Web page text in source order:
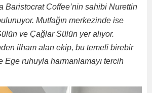
Baristocrat Coffee’nin sahibi Nurettin
Mutfağın merkezinde ise
ve Çağlar Sülün yer alıyor.
ilham alan ekip, bu temeli birebir
Ege ruhuyla harmanlamayı tercih